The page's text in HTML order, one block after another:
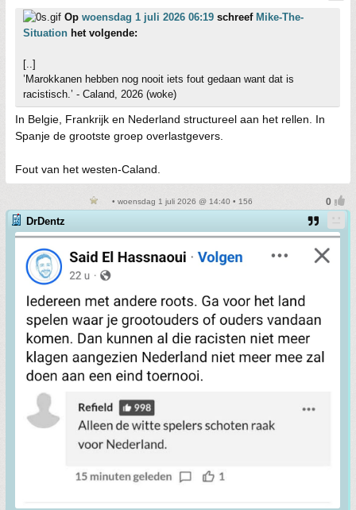
Op woensdag 1 juli 2026 06:19 schreef Mike-The-
Situation het volgende:
[..]
’Marokkanen hebben nog nooit iets fout gedaan want dat is
racistisch.’ - Caland, 2026 (woke)
In Belgie, Frankrijk en Nederland structureel aan het rellen. In
Spanje de grootste groep overlastgevers.
Fout van het westen-Caland.
• woensdag 1 juli 2026 @ 14:40 • 156
DrDentz